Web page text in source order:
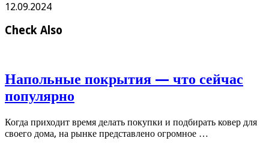
12.09.2024
Check Also
Напольные покрытия — что сейчас
популярно
Когда приходит время делать покупки и подбирать ковер для
своего дома, на рынке представлено огромное …